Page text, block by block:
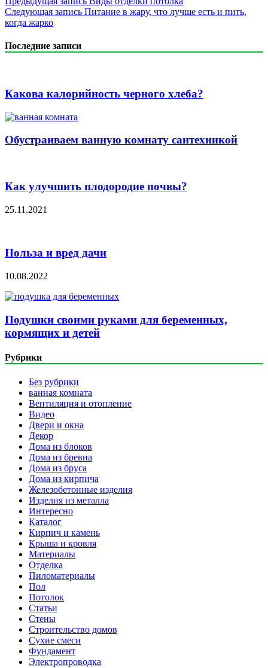
Следующая запись Питание в жару, что лучше есть и пить,
когда жарко
Последние записи
Какова калорийность черного хлеба?
Обустраиваем ванную комнату сантехникой
Как улучшить плодородие почвы?
25.11.2021
Польза и вред дачи
10.08.2022
Подушки своими руками для беременных,
кормящих и детей
Рубрики
Без рубрики
ванная комната
Вентиляция и отопление
Видео
Двери и окна
Декор
Дома из блоков
Дома из бревна
Дома из бруса
Дома из кирпича
Железобетонные изделия
Изделия из металла
Интересно
Каталог
Кирпич и камень
Крыша и кровля
Материалы
Отделка
Пиломатериалы
Пол
Потолок
Статьи
Стены
Строительство домов
Сухие смеси
Фундамент
Электропроводка